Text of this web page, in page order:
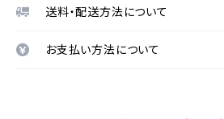
送料・配送方法について
お支払い方法について